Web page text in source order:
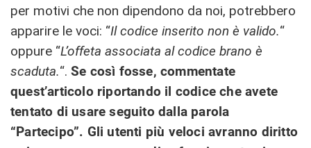
per motivi che non dipendono da noi, potrebbero
apparire le voci: “Il codice inserito non è valido.“
oppure “L’offeta associata al codice brano è
scaduta.“. Se così fosse, commentate
quest’articolo riportando il codice che avete
tentato di usare seguito dalla parola
“Partecipo”. Gli utenti più veloci avranno diritto